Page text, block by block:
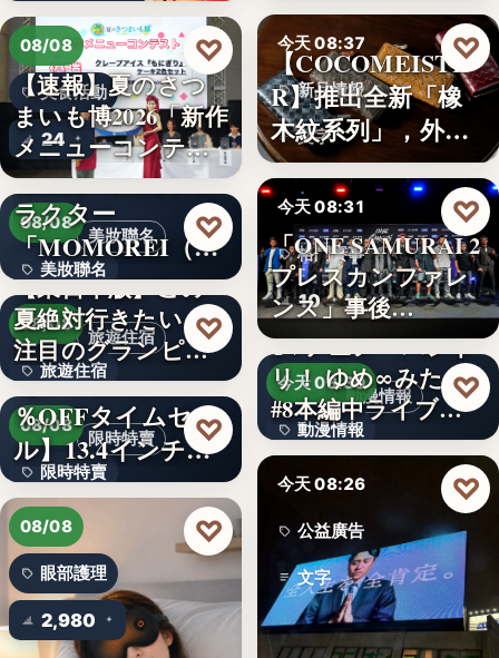
08/08
美食活動
24
【速報】夏のさつ
まいも博2026「新作
メニューコンテス
ト…
♡
美妝聯名
08/08
美妝聯名
文字
韓国発の人気キャ
ラクター
「MOMOREI（モ
モレイ）」が…
♡
旅遊住宿
08/08
旅遊住宿
10
【東日本版】この
夏絶対行きたい！
注目のグランピン
グ施設…
♡
限時特賣
08/08
限時特賣
文字
【アマゾン30
％OFFタイムセー
ル】13.4インチ大
画面…
♡
08/08
眼部護理
2,980
♡
3,000円
今天 08:37
新品情報
文字
【COCOMEISTE
R】推出全新「橡
木紋系列」，外層
採…
♡
今天 08:31
格鬥賽事
10
「ONE SAMURAI 2
プレスカンファレ
ンス」事後…
♡
動漫情報
今天 08:30
動漫情報
19,800円
TVアニメ「バンド
リ！ ゆめ∞みた」
#8本編中ライブ映
像…
♡
今天 08:26
公益廣告
文字
♡